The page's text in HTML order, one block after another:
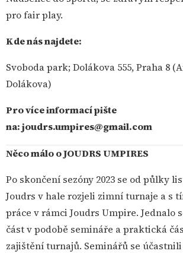
pro fair play.
Kde nás najdete:
Svoboda park; Dolákova 555, Praha 8
Dolákova)
Pro více informací pište
na:joudrs.umpires@gmail.com
Něco málo o JOUDRS UMPIRES
Po skončení sezóny 2023 se od půlky
Joudrs v hale rozjeli zimní turnaje a s
práce v rámci Joudrs Umpire. Jednalo
část v podobě semináře a praktická
zajištění turnajů. Seminářů se